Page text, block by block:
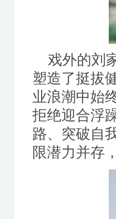
戏外的刘
塑造了挺拔
业浪潮中始
拒绝迎合浮
路、突破自
限潜力并存